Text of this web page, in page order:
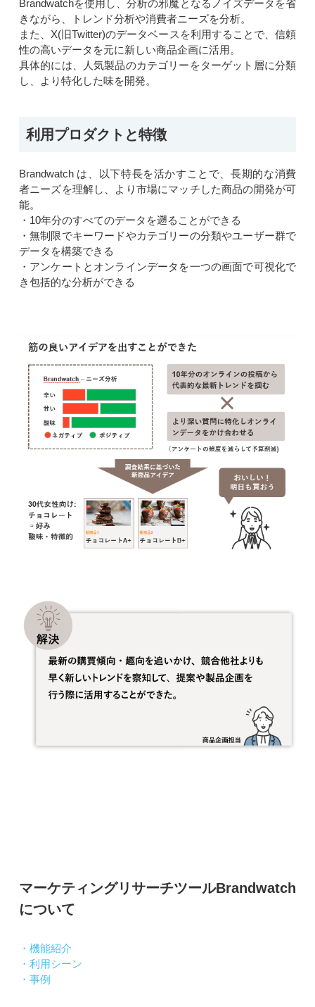
Brandwatchを使用し、分析の邪魔となるノイズデータを省
きながら、トレンド分析や消費者ニーズを分析。
また、X(旧Twitter)のデータベースを利用することで、信頼
性の高いデータを元に新しい商品企画に活用。
具体的には、人気製品のカテゴリーをターゲット層に分類
し、より特化した味を開発。​
利用プロダクトと特徴
Brandwatch は、以下特長を活かすことで、長期的な消費
者ニーズを理解し、より市場にマッチした商品の開発が可
能。
・10年分のすべてのデータを遡ることができる
・無制限でキーワードやカテゴリーの分類やユーザー群で
データを構築できる
・アンケートとオンラインデータを一つの画面で可視化で
き包括的な分析ができる
マーケティングリサーチツールBrandwatch
について
・機能紹介
・利用シーン
・事例